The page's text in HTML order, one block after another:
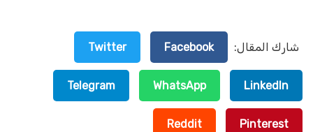
شارك المقال: Facebook
Twitter
LinkedIn
WhatsApp
Telegram
Pinterest
Reddit